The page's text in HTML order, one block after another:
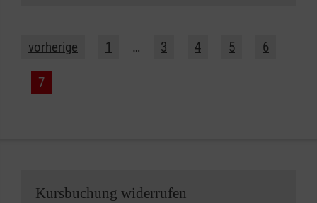
vorherige 1 … 3 4 5 6
7
Kursbuchung widerrufen